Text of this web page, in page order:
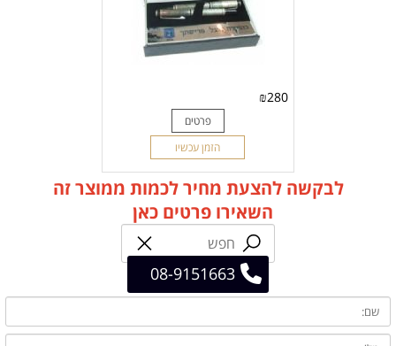
₪280
פרטים
הזמן עכשיו
לבקשה להצעת מחיר לכמות ממוצר זה
השאירו פרטים כאן
08-9151663